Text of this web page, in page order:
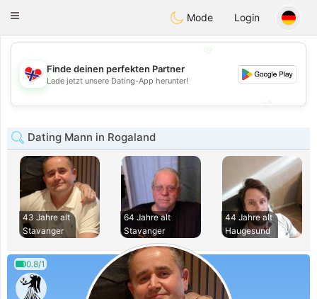
EkteNordmenn
Toggle
Mode Login
💖
💕
Finde deinen perfekten Partner
Lade jetzt unsere Dating-App herunter!
Dating Mann in Rogaland
43 Jahre alt
Stavanger
64 Jahre alt
Stavanger
44 Jahre alt
Haugesund
0.8/1